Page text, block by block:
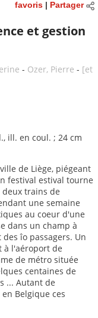
favoris| Partager
et gestion
- Ozer, Pierre - [et
ill. en coul. ; 24 cm
de Liège, piégeant
festival estival tourne
trains de
une semaine
au coeur d'une
dans un champ à
îo passagers. Un
à l'aéroport de
de métro située
centaines de
... Autant de
Belgique ces